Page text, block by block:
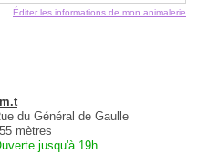
Éditer les informations de mon animalerie
du Général de Gaulle
mètres
jusqu'à 19h